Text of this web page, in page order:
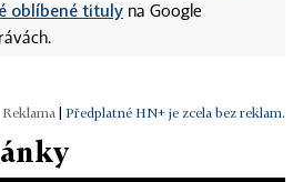
oblíbené tituly na Google
Předplatné HN+ je zcela bez reklam.